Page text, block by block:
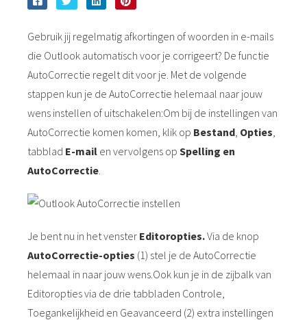
Gebruik jij regelmatig afkortingen of woorden in e-mails
die Outlook automatisch voor je corrigeert? De functie
AutoCorrectie regelt dit voor je. Met de volgende
stappen kun je de AutoCorrectie helemaal naar jouw
wens instellen of uitschakelen:Om bij de instellingen van
AutoCorrectie komen komen, klik op Bestand, Opties,
tabblad E-mail en vervolgens op Spelling en
AutoCorrectie.
Je bent nu in het venster Editoropties.Via de knop
AutoCorrectie-opties (1) stel je de AutoCorrectie
helemaal in naar jouw wens.Ook kun je in de zijbalk van
Editoropties via de drie tabbladen Controle,
Toegankelijkheid en Geavanceerd (2) extra instellingen